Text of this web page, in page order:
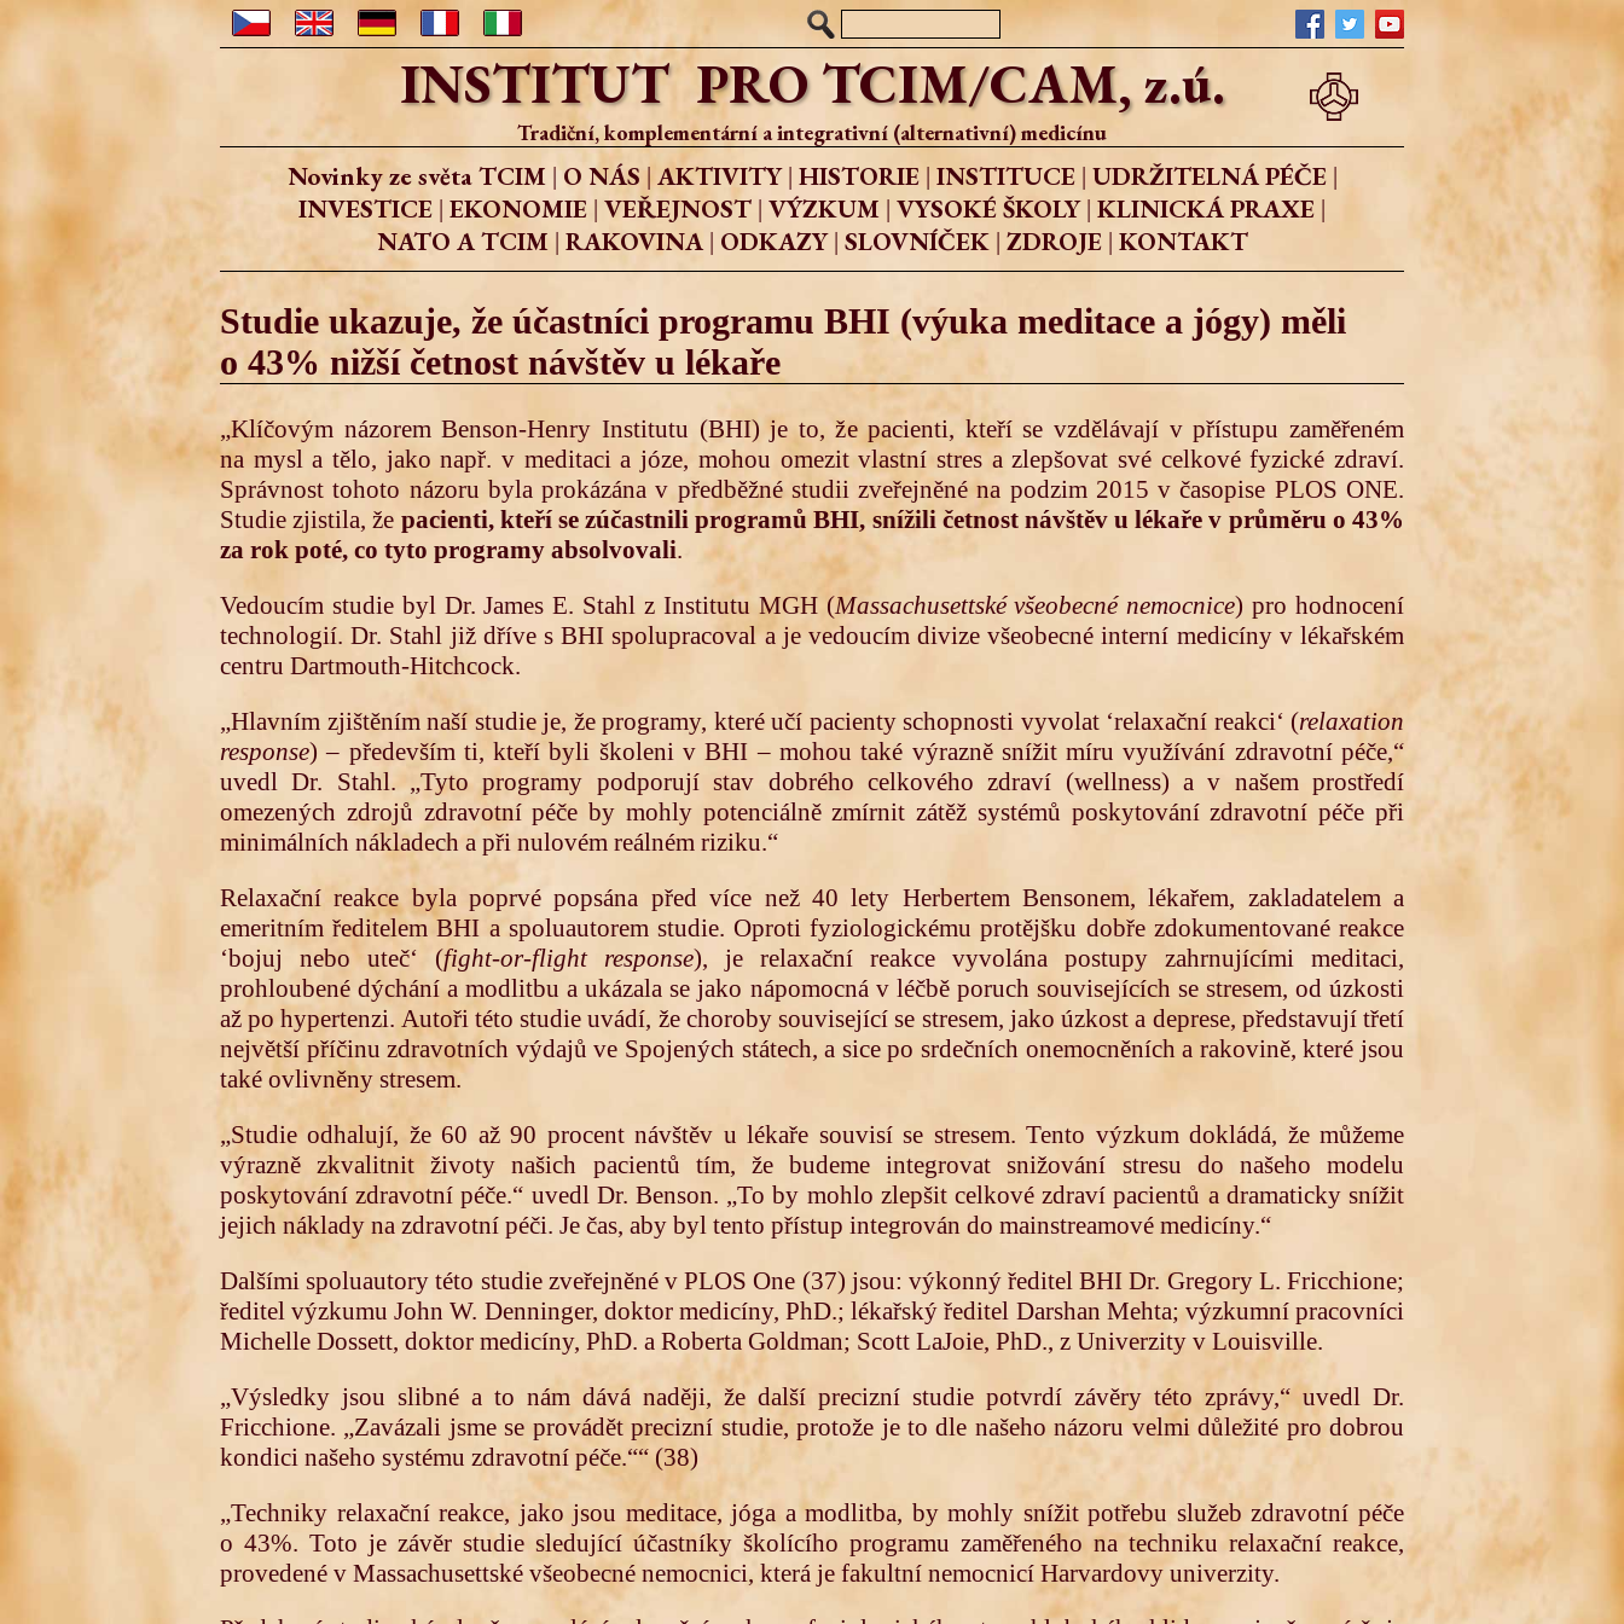
INSTITUT PRO TCIM/CAM, z.ú.
Tradiční, komplementární a integrativní (alternativní) medicínu
Novinky ze světa TCIM| O NÁS | AKTIVITY| HISTORIE| INSTITUCE| UDRŽITELNÁ PÉČE|
INVESTICE | EKONOMIE | VEŘEJNOST | VÝZKUM | VYSOKÉ ŠKOLY| KLINICKÁ PRAXE |
NATO A TCIM| RAKOVINA| ODKAZY| SLOVNÍČEK| ZDROJE| KONTAKT
Studie ukazuje, že účastníci programu BHI (výuka meditace a jógy) měli
o 43% nižší četnost návštěv u lékaře
„Klíčovým názorem Benson-Henry Institutu (BHI) je to, že pacienti, kteří se vzdělávají v přístupu zaměřeném
na mysl a tělo, jako např. v meditaci a józe, mohou omezit vlastní stres a zlepšovat své celkové fyzické zdraví.
Správnost tohoto názoru byla prokázána v předběžné studii zveřejněné na podzim 2015 v časopise PLOS ONE.
Studie zjistila, že pacienti, kteří se zúčastnili programů BHI, snížili četnost návštěv u lékaře v průměru o 43%
za rok poté, co tyto programy absolvovali.
Vedoucím studie byl Dr. James E. Stahl z Institutu MGH (Massachusettské všeobecné nemocnice) pro hodnocení
technologií. Dr. Stahl již dříve s BHI spolupracoval a je vedoucím divize všeobecné interní medicíny v lékařském
centru Dartmouth-Hitchcock.
„Hlavním zjištěním naší studie je, že programy, které učí pacienty schopnosti vyvolat ‘relaxační reakci‘ (relaxation
response) – především ti, kteří byli školeni v BHI – mohou také výrazně snížit míru využívání zdravotní péče,“
uvedl Dr. Stahl. „Tyto programy podporují stav dobrého celkového zdraví (wellness) a v našem prostředí
omezených zdrojů zdravotní péče by mohly potenciálně zmírnit zátěž systémů poskytování zdravotní péče při
minimálních nákladech a při nulovém reálném riziku.“
Relaxační reakce byla poprvé popsána před více než 40 lety Herbertem Bensonem, lékařem, zakladatelem a
emeritním ředitelem BHI a spoluautorem studie. Oproti fyziologickému protějšku dobře zdokumentované reakce
‘bojuj nebo uteč‘ (fight-or-flight response), je relaxační reakce vyvolána postupy zahrnujícími meditaci,
prohloubené dýchání a modlitbu a ukázala se jako nápomocná v léčbě poruch souvisejících se stresem, od úzkosti
až po hypertenzi. Autoři této studie uvádí, že choroby související se stresem, jako úzkost a deprese, představují třetí
největší příčinu zdravotních výdajů ve Spojených státech, a sice po srdečních onemocněních a rakovině, které jsou
také ovlivněny stresem.
„Studie odhalují, že 60 až 90 procent návštěv u lékaře souvisí se stresem. Tento výzkum dokládá, že můžeme
výrazně zkvalitnit životy našich pacientů tím, že budeme integrovat snižování stresu do našeho modelu
poskytování zdravotní péče.“ uvedl Dr. Benson. „To by mohlo zlepšit celkové zdraví pacientů a dramaticky snížit
jejich náklady na zdravotní péči. Je čas, aby byl tento přístup integrován do mainstreamové medicíny.“
Dalšími spoluautory této studie zveřejněné v PLOS One (37) jsou: výkonný ředitel BHI Dr. Gregory L. Fricchione;
ředitel výzkumu John W. Denninger, doktor medicíny, PhD.; lékařský ředitel Darshan Mehta; výzkumní pracovníci
Michelle Dossett, doktor medicíny, PhD. a Roberta Goldman; Scott LaJoie, PhD., z Univerzity v Louisville.
„Výsledky jsou slibné a to nám dává naději, že další precizní studie potvrdí závěry této zprávy,“ uvedl Dr.
Fricchione. „Zavázali jsme se provádět precizní studie, protože je to dle našeho názoru velmi důležité pro dobrou
kondici našeho systému zdravotní péče.““ (38)
„Techniky relaxační reakce, jako jsou meditace, jóga a modlitba, by mohly snížit potřebu služeb zdravotní péče
o 43%. Toto je závěr studie sledující účastníky školícího programu zaměřeného na techniku relaxační reakce,
provedené v Massachusettské všeobecné nemocnici, která je fakultní nemocnicí Harvardovy univerzity.